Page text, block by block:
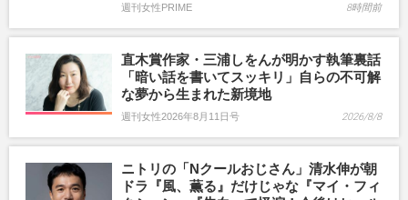
週刊女性PRIME 8時間前
直木賞作家・三浦しをんが明かす執筆裏話
「暗い話を書いてスッキリ」自らの不可解
な夢から生まれた新境地
週刊女性2026年8月11日号 2026/8/8
ニトリの「Nクールおじさん」清水伸が朝
ドラ『風、薫る』だけじゃな『マイ・フィ